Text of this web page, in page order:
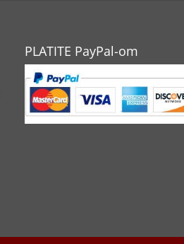
PLATITE PayPal-om